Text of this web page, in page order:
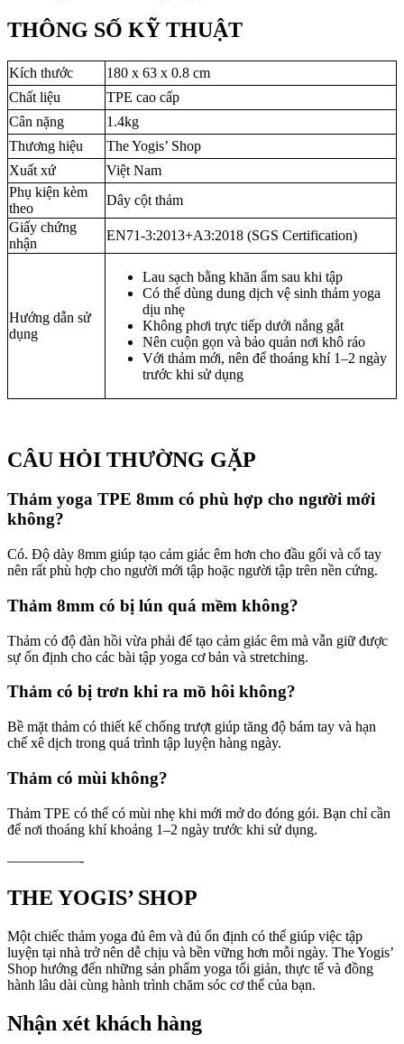
THÔNG SỐ KỸ THUẬT
Kích thước
180 x 63 x 0.8 cm
Chất liệu
TPE cao cấp
Cân nặng
1.4kg
Thương hiệu
The Yogis’ Shop
Xuất xứ
Việt Nam
Phụ kiện kèm
theo
Dây cột thảm
Giấy chứng
nhận
EN71-3:2013+A3:2018 (SGS Certification)
Hướng dẫn sử
dụng
Lau sạch bằng khăn ẩm sau khi tập
Có thể dùng dung dịch vệ sinh thảm yoga
dịu nhẹ
Không phơi trực tiếp dưới nắng gắt
Nên cuộn gọn và bảo quản nơi khô ráo
Với thảm mới, nên để thoáng khí 1–2 ngày
trước khi sử dụng
CÂU HỎI THƯỜNG GẶP
Thảm yoga TPE 8mm có phù hợp cho người mới
không?
Có. Độ dày 8mm giúp tạo cảm giác êm hơn cho đầu gối và cổ tay
nên rất phù hợp cho người mới tập hoặc người tập trên nền cứng.
Thảm 8mm có bị lún quá mềm không?
Thảm có độ đàn hồi vừa phải để tạo cảm giác êm mà vẫn giữ được
sự ổn định cho các bài tập yoga cơ bản và stretching.
Thảm có bị trơn khi ra mồ hôi không?
Bề mặt thảm có thiết kế chống trượt giúp tăng độ bám tay và hạn
chế xê dịch trong quá trình tập luyện hàng ngày.
Thảm có mùi không?
Thảm TPE có thể có mùi nhẹ khi mới mở do đóng gói. Bạn chỉ cần
để nơi thoáng khí khoảng 1–2 ngày trước khi sử dụng.
—————-
THE YOGIS’ SHOP
Một chiếc thảm yoga đủ êm và đủ ổn định có thể giúp việc tập
luyện tại nhà trở nên dễ chịu và bền vững hơn mỗi ngày. The Yogis’
Shop hướng đến những sản phẩm yoga tối giản, thực tế và đồng
hành lâu dài cùng hành trình chăm sóc cơ thể của bạn.
Nhận xét khách hàng